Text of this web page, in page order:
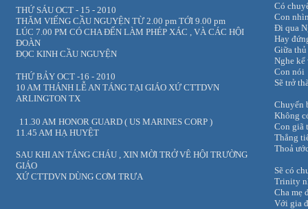
THỨ SÁU OCT - 15 - 2010
THĂM VIẾNG CẦU NGUYỆN TỪ 2.00 pm TỚI 9.00 pm
LÚC 7.00 PM CÓ CHA ĐẾN LÀM PHÉP XÁC , VÀ CÁC HỘI
ĐOÀN
ĐỌC KINH CẦU NGUYỆN
THỨ BẢY OCT -16 - 2010
10 AM THÁNH LỄ AN TÁNG TẠI GIÁO XỨ CTTDVN
ARLINGTON TX
11.30 AM HONOR GUARD ( US MARINES CORP )
11.45 AM HẠ HUYỆT
SAU KHI AN TÁNG CHÁU , XIN MỜI TRỞ VÊ HỘI TRƯỜNG
GIÁO
XỨ CTTDVN DÙNG CƠM TRƯA
Có
Con
Đi qua
Hay
Giữa
Nghe kể
Con nói
Sẽ trở
Chuyến
Không
Con giã
Thẳng
Thoả
Sẽ có
Trinity
Cha mẹ
Với gia